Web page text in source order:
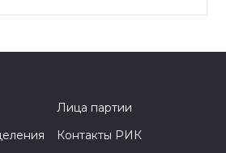
Лица партии
Контакты РИК